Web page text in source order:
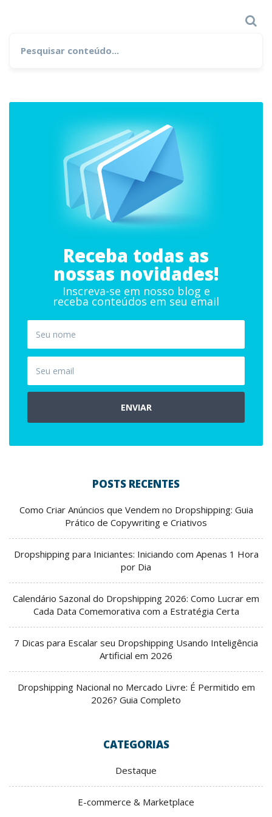
Search
Receba todas as
nossas novidades!
Inscreva-se em nosso blog e
receba conteúdos em seu email
ENVIAR
POSTS RECENTES
Como Criar Anúncios que Vendem no Dropshipping: Guia
Prático de Copywriting e Criativos
Dropshipping para Iniciantes: Iniciando com Apenas 1 Hora
por Dia
Calendário Sazonal do Dropshipping 2026: Como Lucrar em
Cada Data Comemorativa com a Estratégia Certa
7 Dicas para Escalar seu Dropshipping Usando Inteligência
Artificial em 2026
Dropshipping Nacional no Mercado Livre: É Permitido em
2026? Guia Completo
CATEGORIAS
Destaque
E-commerce & Marketplace